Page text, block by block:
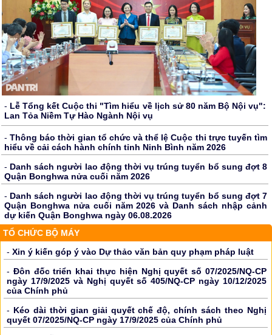
- Lễ Tổng kết Cuộc thi "Tìm hiểu về lịch sử 80 năm Bộ Nội vụ":
Lan Tỏa Niềm Tự Hào Ngành Nội vụ
-Thông báo thời gian tổ chức và thể lệ Cuộc thi trực tuyến tìm
hiểu về cải cách hành chính tỉnh Ninh Bình năm 2026
- Danh sách người lao động thời vụ trúng tuyển bổ sung đợt 8
Quận Bonghwa nửa cuối năm 2026
- Danh sách người lao động thời vụ trúng tuyển bổ sung đợt 7
Quận Bonghwa nửa cuối năm 2026 và Danh sách nhập cảnh
dự kiến Quận Bonghwa ngày 06.08.2026
TỔ CHỨC BỘ MÁY
- Xin ý kiến góp ý vào Dự thảo văn bản quy phạm pháp luật
- Đôn đốc triển khai thực hiện Nghị quyết số 07/2025/NQ-CP
ngày 17/9/2025 và Nghị quyết số 405/NQ-CP ngày 10/12/2025
của Chính phủ
- Kéo dài thời gian giải quyết chế độ, chính sách theo Nghị
quyết 07/2025/NQ-CP ngày 17/9/2025 của Chính phủ